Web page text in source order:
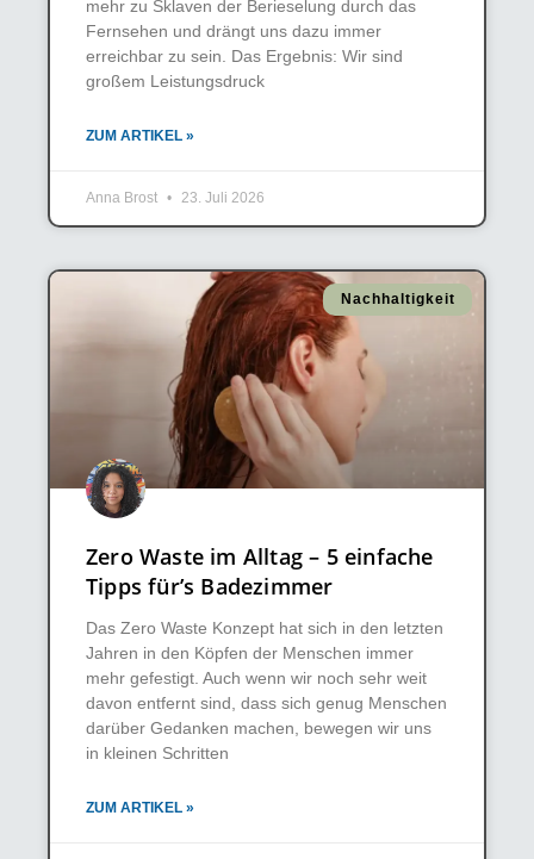
mehr zu Sklaven der Berieselung durch das
Fernsehen und drängt uns dazu immer
erreichbar zu sein. Das Ergebnis: Wir sind
großem Leistungsdruck
ZUM ARTIKEL »
Anna Brost 23. Juli 2026
Nachhaltigkeit
Zero Waste im Alltag – 5 einfache
Tipps für’s Badezimmer
Das Zero Waste Konzept hat sich in den letzten
Jahren in den Köpfen der Menschen immer
mehr gefestigt. Auch wenn wir noch sehr weit
davon entfernt sind, dass sich genug Menschen
darüber Gedanken machen, bewegen wir uns
in kleinen Schritten
ZUM ARTIKEL »